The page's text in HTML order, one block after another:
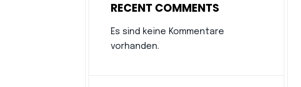
RECENT COMMENTS
Es sind keine Kommentare
vorhanden.